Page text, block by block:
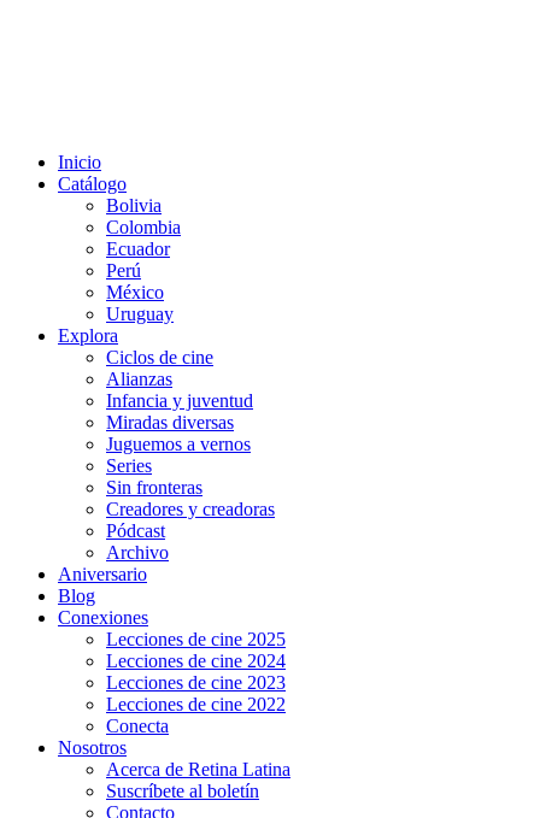
Inicio
Catálogo
Bolivia
Colombia
Ecuador
Perú
México
Uruguay
Explora
Ciclos de cine
Alianzas
Infancia y juventud
Miradas diversas
Juguemos a vernos
Series
Sin fronteras
Creadores y creadoras
Pódcast
Archivo
Aniversario
Blog
Conexiones
Lecciones de cine 2025
Lecciones de cine 2024
Lecciones de cine 2023
Lecciones de cine 2022
Conecta
Nosotros
Acerca de Retina Latina
Suscríbete al boletín
Contacto